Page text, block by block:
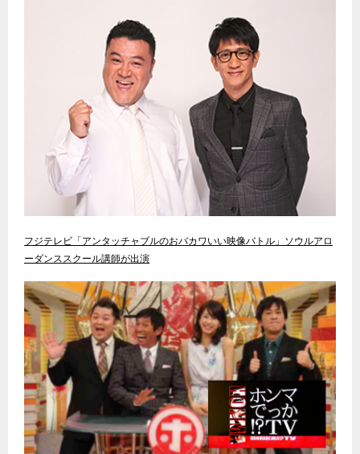
フジテレビ「アンタッチャブルのおバカワいい映像バトル」ソウルアロ
ーダンススクール講師が出演